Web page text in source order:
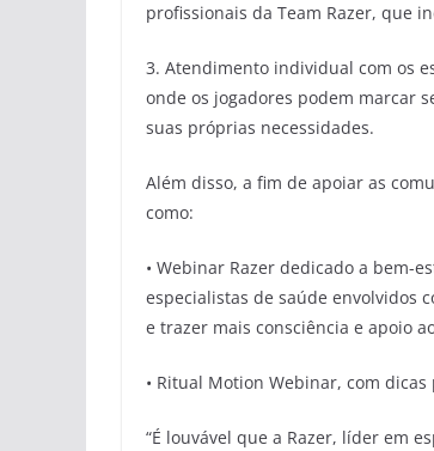
profissionais da Team Razer, que
3. Atendimento individual com os
onde os jogadores podem marcar
suas próprias necessidades.
Além disso, a fim de apoiar as
como:
• Webinar Razer dedicado a bem-
especialistas de saúde envolvidos
e trazer mais consciência e apoio
• Ritual Motion Webinar, com
“É louvável que a Razer, líder em